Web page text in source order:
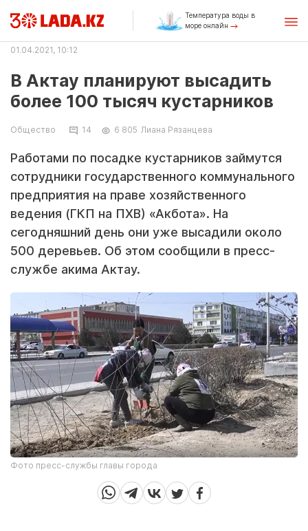
Температура воды в
море онлайн
01.04.2021, 10:12
В Актау планируют высадить
более 100 тысяч кустарников
Общество 14 6 805 Лиана Рязанцева
Работами по посадке кустарников займутся
сотрудники государственного коммунального
предприятия на праве хозяйственного
ведения (ГКП на ПХВ) «Акбота». На
сегодняшний день они уже высадили около
500 деревьев. Об этом сообщили в пресс-
службе акима Актау.
Фото пресс-службы главы города